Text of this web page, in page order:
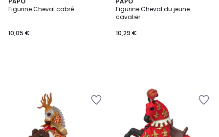
Figurine Cheval cabré
10,05 €
Figurine Cheval du jeune
cavalier
10,29 €